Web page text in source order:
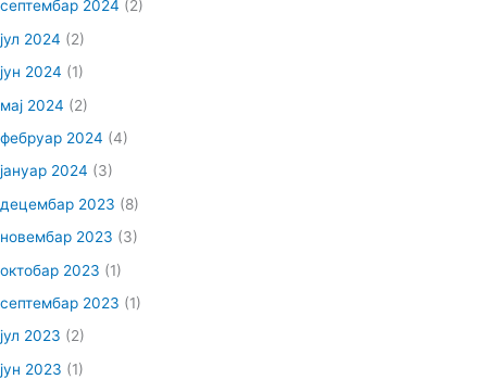
септембар 2024 (2)
јул 2024 (2)
јун 2024 (1)
мај 2024 (2)
фебруар 2024 (4)
јануар 2024 (3)
децембар 2023 (8)
новембар 2023 (3)
октобар 2023 (1)
септембар 2023 (1)
јул 2023 (2)
јун 2023 (1)